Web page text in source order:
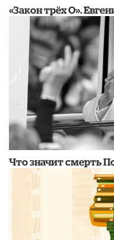
​«Закон трёх О».
​Что значит смерть